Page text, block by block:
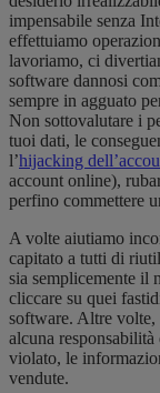
impensabile senza
effettuiamo
lavoriamo, ci
software dannosi
sempre in agguato
Non sottovalutare i
tuoi dati, le
l’hijacking
account online),
perfino commettere
A volte aiutiamo
capitato a tutti di
sia semplicemente il
cliccare su quei
software. Altre volte,
alcuna responsabilità
violato, le
vendute.